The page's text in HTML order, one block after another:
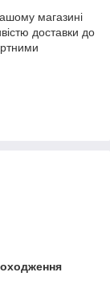
магазині
доставки до